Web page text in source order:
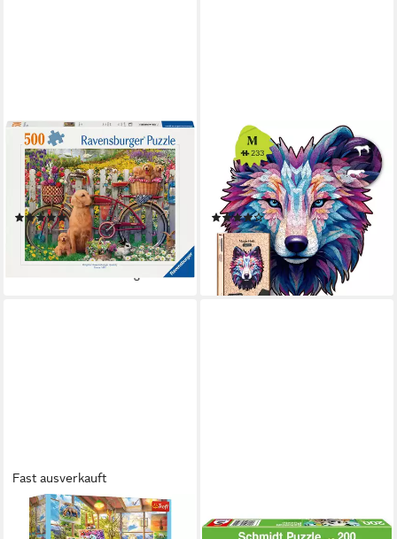
RAVENSBURGER
Puzzle Ausflug ins Grüne,
500 Puzzleteile, Made in
Germany
(3)
ab 10,87 € UVP12,99 €
-16%
lieferbar - in 2-3 Werktagen bei dir
MAGICHOLZ
Puzzle Sharp-Eyed Guardian
Wolf Holzpuzzle (2D), 223
Puzzleteile
(2)
ab 24,90 €
lieferbar - in 3-4 Werktagen bei dir
Fast ausverkauft
TREFL
Puzzle Trefl, Katzen / Malerei,
Puzzle Einfach tierisch!